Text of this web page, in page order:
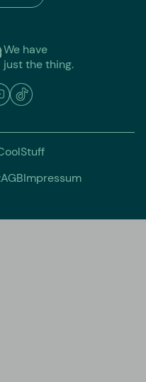
We have
just the thing.
AGBImpressum